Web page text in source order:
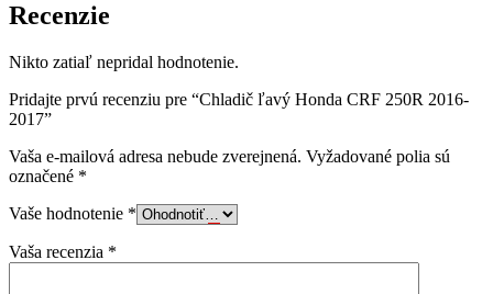
Recenzie
Nikto zatiaľ nepridal hodnotenie.
Pridajte prvú recenziu pre “Chladič ľavý Honda CRF 250R 2016-
2017”
Vaša e-mailová adresa nebude zverejnená. Vyžadované polia sú
označené *
Vaše hodnotenie *
Vaša recenzia *